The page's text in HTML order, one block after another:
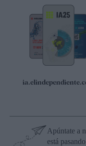
Quiénes somos
Especificaciones
Apúntate a
está pasando